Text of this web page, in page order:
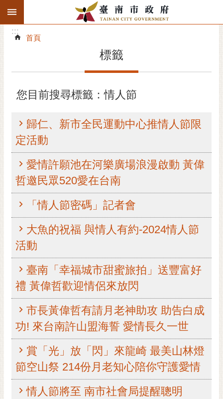
跳到主要內容區塊
搜
階
精彩府城
市府團隊
主題服務
市政資訊
市民互動
偉
哲
光
網
:::
:::
首頁
標籤
您目前搜尋標籤：情人節
歸仁、新市全民運動中心推情人節限
定活動
愛情許願池在河樂廣場浪漫啟動 黃偉
哲邀民眾520愛在台南
「情人節密碼」記者會
大魚的祝福 與情人有約-2024情人節
活動
臺南「幸福城市甜蜜旅拍」送豐富好
禮 黃偉哲歡迎情侶來放閃
市長黃偉哲有請月老神助攻 助告白成
功! 來台南許山盟海誓 愛情長久一世
賞「光」放「閃」來龍崎 最美山林燈
節空山祭 214份月老知心陪你守護愛情
情人節將至 南市社會局提醒聰明